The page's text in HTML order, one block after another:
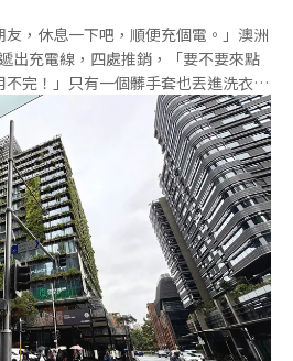
友，休息一下吧，順便充個電。」澳洲
出充電線，四處推銷，「要不要來點
完！」只有一個髒手套也丟進洗衣機
太陽能發出的電用完。這段影片不是真
陽稅」（Sun Tax）今年7月1日逐步上
蘿蔔齊施 太陽稅不真的「稅」，而是
tariff）。在過去，屋頂光電的屋主
路後，若白天尖峰發電太多，反而要
將電儲存到傍晚再賣，就能賣到更好的
擬家戶擔心發電太多而被收費，急著把
能屋頂17年來，已有近400萬戶家
電，這是澳洲引以為傲的成就。然
網，造成電網擁塞，新政策就是想將